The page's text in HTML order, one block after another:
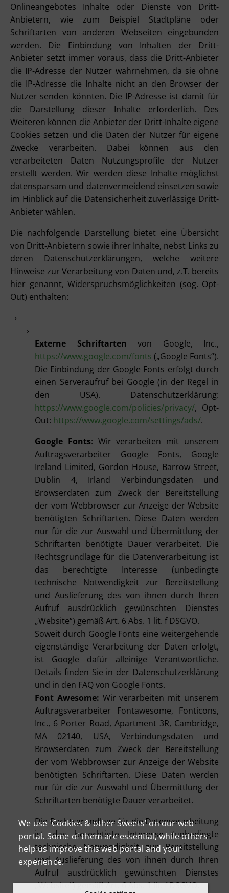
Onlineangebotes Inhalte oder Dienste von Dritt-
Anbietern, wie zum Beispiel Stadtpläne oder
Schriftarten von anderen Webseiten eingebunden
werden. Die Einbindung von Inhalten der Dritt-
Anbieter setzt immer voraus, dass die Dritt-Anbieter
die IP-Adresse der Nutzer wahrnehmen, da sie ohne
die IP-Adresse die Inhalte nicht an den Browser der
Nutzer senden könnten. Die IP-Adresse ist damit für
die Darstellung dieser Inhalte erforderlich. Des
Weiteren können die Anbieter der Dritt-Inhalte eigene
Cookies setzen und die Daten der Nutzer für eigene
Zwecke verarbeiten. Dabei können aus den
verarbeiteten Daten Nutzungsprofile der Nutzer
erstellt werden. Wir werden diese Inhalte möglichst
datensparsam und datenvermeidend einsetzen sowie
im Hinblick auf die Datensicherheit zuverlässige Dritt-
Anbieter wählen.
Die nachfolgende Darstellung bietet eine Übersicht
von Dritt-Anbietern sowie ihrer Inhalte, nebst Links zu
deren Datenschutzerklärungen, welche weitere
Hinweise zur Verarbeitung von Daten und, z.T. bereits
hier genannt, Widerspruchsmöglichkeiten (sog. Opt-
Out) enthalten:
Externe Schriftarten von Google, Inc.,
https://www.google.com/fonts („Google Fonts“).
Die Einbindung der Google Fonts erfolgt durch
einen Serveraufruf bei Google (in der Regel in
den USA). Datenschutzerklärung:
https://www.google.com/policies/privacy/, Opt-
Out: https://www.google.com/settings/ads/.
Google Fonts: Wir verarbeiten mit unserem
Auftragsverarbeiter Google Fonts, Google
Ireland Limited, Gordon House, Barrow Street,
Dublin 4, Irland Verbindungsdaten und
Browserdaten zum Zweck der Bereitstellung
der vom Webbrowser zur Anzeige der Website
benötigten Schriftarten. Diese Daten werden
nur für die zur Auswahl und Übermittlung der
Schriftarten benötigte Dauer verarbeitet. Die
Rechtsgrundlage für die Datenverarbeitung ist
das berechtigte Interesse (unbedingte
technische Notwendigkeit zur Bereitstellung
und Auslieferung des von ihnen durch Ihren
Aufruf ausdrücklich gewünschten Dienstes
„Website“) gemäß Art. 6 Abs. 1 lit. f DSGVO.
Soweit durch Google Fonts eine weitergehende
eigenständige Verarbeitung der Daten erfolgt,
ist Google dafür alleinige Verantwortliche.
Details finden Sie in der Datenschutzerklärung
und in den FAQ von Google Fonts.
Font Awesome: Wir verarbeiten mit unserem
Auftragsverarbeiter Fontawesome, Fonticons,
Inc., 6 Porter Road, Apartment 3R, Cambridge,
MA 02140, USA, Verbindungsdaten und
Browserdaten zum Zweck der Bereitstellung
der vom Webbrowser zur Anzeige der Website
benötigten Schriftarten. Diese Daten werden
nur für die zur Auswahl und Übermittlung der
Schriftarten benötigte Dauer verarbeitet.
Die Rechtsgrundlage für die Datenverarbeitung
ist das berechtigte Interesse (unbedingte
technische Notwendigkeit zur Bereitstellung
und Auslieferung des von ihnen durch Ihren
Aufruf ausdrücklich gewünschten Dienstes
„Website“) gemäß Art. 6 Abs. 1 lit. f DSGVO.
We use 'Cookies & other Sweets' on our web
portal. Some of them are essential, while others
help us improve this web portal and your
experience.